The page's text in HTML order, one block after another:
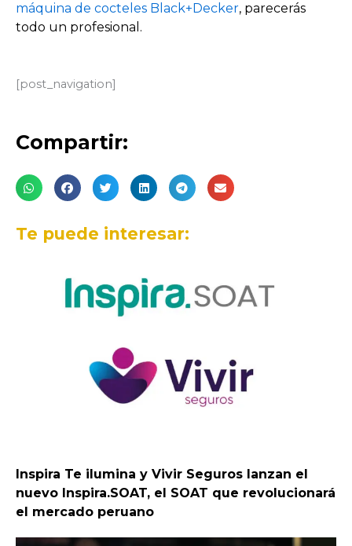
máquina de cocteles Black+Decker, parecerás
todo un profesional.
[post_navigation]
Compartir:
Te puede interesar:
Inspira Te ilumina y Vivir Seguros lanzan el
nuevo Inspira.SOAT, el SOAT que revolucionará
el mercado peruano